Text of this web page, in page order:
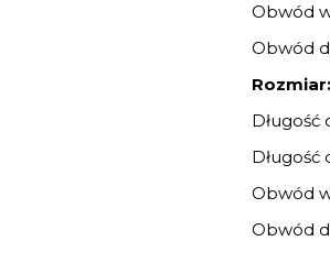
Obwód
Obwód
Długość
Długość
Obwód
Obwód